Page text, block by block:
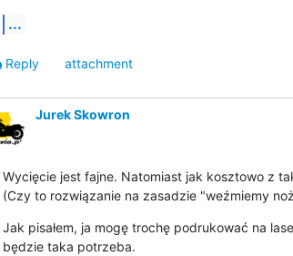
...
Reply
attachment
Jurek Skowron
Wycięcie jest fajne. Natomiast jak kosztowo z
(Czy to rozwiązanie na zasadzie "weźmiemy
Jak pisałem, ja mogę trochę podrukować na
będzie taka potrzeba.